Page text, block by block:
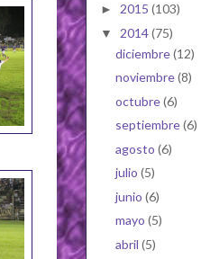
► 2015 (103)
▼ 2014(75)
diciembre(12)
noviembre(8)
octubre(6)
septiembre(6)
agosto (6)
julio (5)
junio (6)
mayo (5)
abril (5)